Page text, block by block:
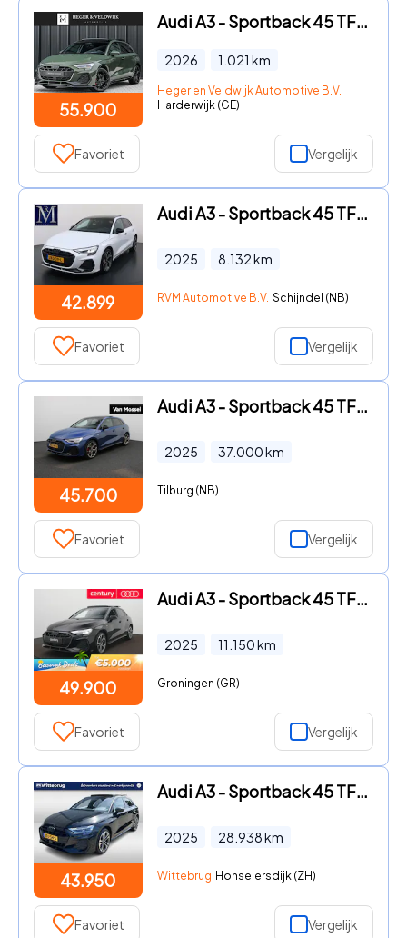
55.900
Audi A3 - Sportback 45 TFSI e S edition Competition | Panoramadak | 5
2026 1.021 km
Heger en Veldwijk Automotive B.V.
Harderwijk (GE)
Favoriet Vergelijk
42.899
Audi A3 - Sportback 45 TFSI e S edition Competition 272pk PHEV| 8.000K
2025 8.132km
RVM Automotive B.V. Schijndel (NB)
Favoriet Vergelijk
45.700
Audi A3 - Sportback 45 TFSI e S edition Competition 272 PK | Demo | S-
2025 37.000km
Tilburg (NB)
Favoriet Vergelijk
49.900
Audi A3 - Sportback 45 TFSI e S edition Competition | S Line | SONOS |
2025 11.150km
Groningen (GR)
Favoriet Vergelijk
43.950
Audi A3 - Sportback 45 TFSI e S-Line Competition / AUTOMAAT/ GARANTIE
2025 28.938km
Wittebrug Honselersdijk (ZH)
Favoriet Vergelijk